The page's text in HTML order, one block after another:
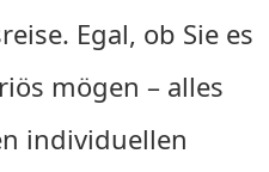
Egal, ob Sie es
mögen – alles
individuellen